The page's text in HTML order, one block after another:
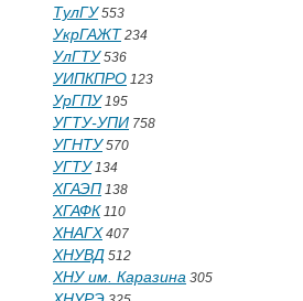
ТулГУ553
УкрГАЖТ 234
УлГТУ536
УИПКПРО 123
УрГПУ195
УГТУ-УПИ 758
УГНТУ570
УГТУ134
ХГАЭП 138
ХГАФК 110
ХНАГХ 407
ХНУВД 512
ХНУ им. Каразина 305